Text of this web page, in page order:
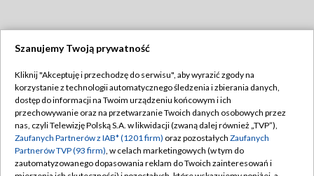
TVP
Abonament TVP
Emisja w TVP
Centrum informacji TVP
Regulamin TVP
Polityka prywatności
Moje zgody
Szanujemy Twoją prywatność
Kliknij "Akceptuję i przechodzę do serwisu", aby wyrazić zgody na
korzystanie z technologii automatycznego śledzenia i zbierania danych,
dostęp do informacji na Twoim urządzeniu końcowym i ich
przechowywanie oraz na przetwarzanie Twoich danych osobowych przez
nas, czyli Telewizję Polską S.A. w likwidacji (zwaną dalej również „TVP”),
Zaufanych Partnerów z IAB* (1201 firm) oraz pozostałych Zaufanych
Partnerów TVP (93 firm), w celach marketingowych (w tym do
zautomatyzowanego dopasowania reklam do Twoich zainteresowań i